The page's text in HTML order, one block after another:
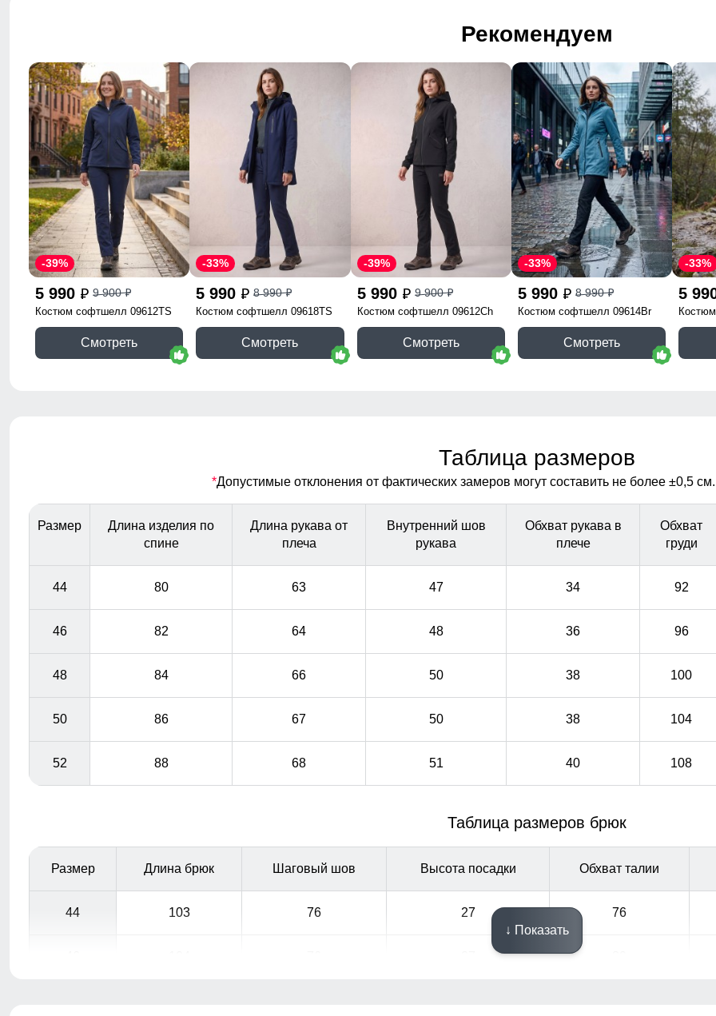
Рекомендуем
5 990 p 9 900p
-39%
Костюм софтшелл 09612TS
Смотреть
5 990 p 8 990p
-33%
Костюм софтшелл 09618TS
Смотреть
5 990 p 9 900p
-39%
Костюм софтшелл 09612Ch
Смотреть
5 990 p 8 990p
-33%
Костюм софтшелл 09614Br
Смотреть
5
-33%
Таблица размеров
*Допустимые отклонения от фактических замеров могут составить не более ±0,5
Размер
Длина изделия по
спине
Длина рукава от
плеча
Внутренний шов
рукава
Обхват рукава в
плече
Обхват
груди
44 80 63 47 34 92
46 82 64 48 36 96
48 84 66 50 38 100
50 86 67 50 38 104
52 88 68 51 40 108
Таблица размеров брюк
Размер Длина брюк Шаговый шов Высота посадки Обхват талии
44 103 76 27 76
↓ Показать